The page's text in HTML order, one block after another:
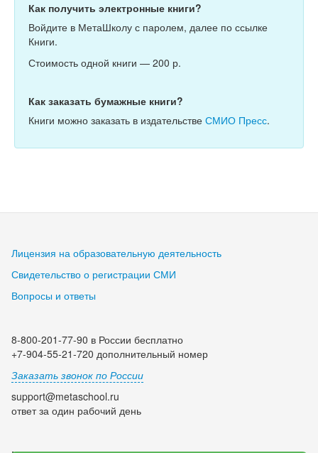
Как получить электронные книги?
Войдите в МетаШколу с паролем, далее по ссылке
Книги.
Стоимость одной книги — 200 р.
Как заказать бумажные книги?
Книги можно заказать в издательстве СМИО Пресс.
Лицензия на образовательную деятельность
Свидетельство о регистрации СМИ
Вопросы и ответы
8-800-201-77-90 в России бесплатно
+7-904-55-21-720 дополнительный номер
Заказать звонок по России
support@metaschool.ru
ответ за один рабочий день